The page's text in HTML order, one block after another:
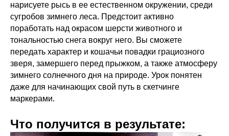
нарисуете рысь в ее естественном окружении, среди
сугробов зимнего леса. Предстоит активно
поработать над окрасом шерсти животного и
тональностью снега вокруг него. Вы сможете
передать характер и кошачьи повадки грациозного
зверя, замершего перед прыжком, а также атмосферу
зимнего солнечного дня на природе. Урок понятен
даже для начинающих свой путь в скетчинге
маркерами.
Что получится в результате: